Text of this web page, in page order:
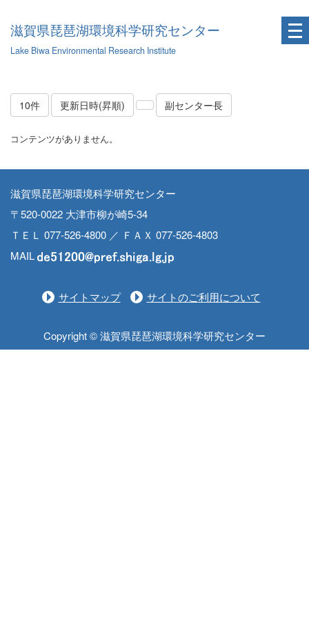
滋賀県琵琶湖環境科学研究センター
Lake Biwa Environmental Research Institute
10件 更新日時(昇順) 副センター長
コンテンツがありません。
滋賀県琵琶湖環境科学研究センター
〒520-0022 大津市柳が崎5-34
ＴＥＬ 077-526-4800 ／ ＦＡＸ 077-526-4803
MAIL
サイトマップ サイトのご利用について
Copyright © 滋賀県琵琶湖環境科学研究センター